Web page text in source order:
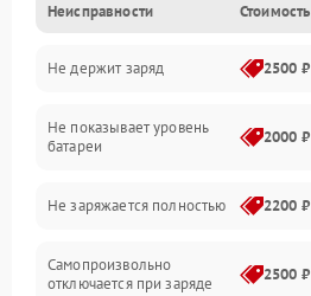
Тормоза и безопасность
Подвеска и колеса
Электроника и управление
Неисправности Стоимость
Не держит заряд 2500 ₽
Не показывает уровень
батареи
2000 ₽
Не заряжается полностью 2200 ₽
Самопроизвольно
отключается при заряде
2500 ₽